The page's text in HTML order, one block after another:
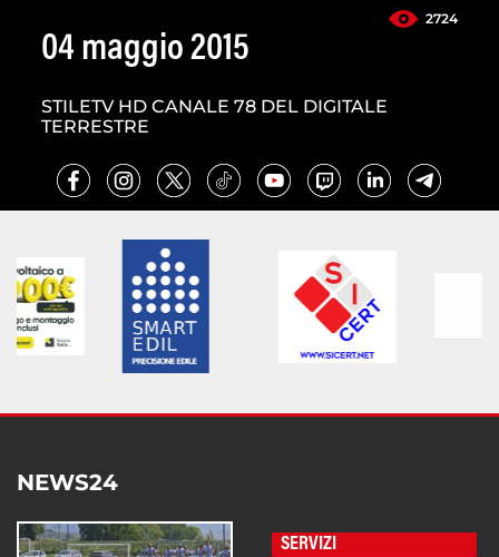
2724
04 maggio 2015
STILETV HD CANALE 78 DEL DIGITALE
TERRESTRE
NEWS24
SERVIZI